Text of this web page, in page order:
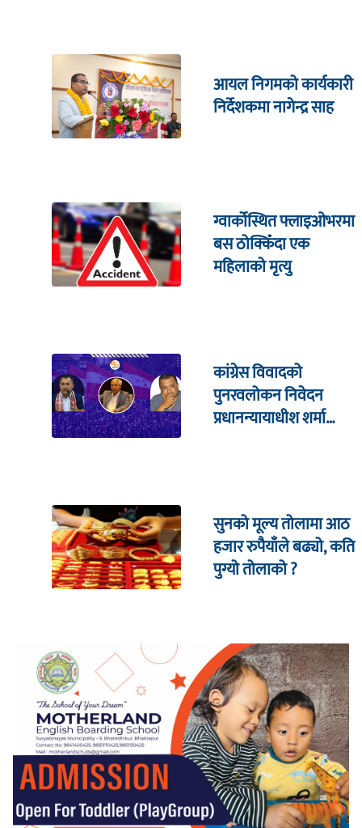
आयल निगमको कार्यकारी
निर्देशकमा नागेन्द्र साह
ग्वार्कोस्थित फ्लाइओभरमा
बस ठोक्किँदा एक
महिलाको मृत्यु
कांग्रेस विवादको
पुनरवलोकन निवेदन
प्रधानन्यायाधीश शर्मा
सुनको मूल्य तोलामा आठ
हजार रुपैयाँले बढ्यो, कति
पुग्यो तोलाको ?